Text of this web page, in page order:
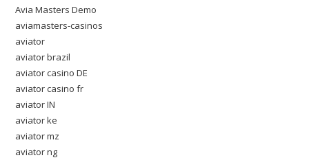
Avia Masters Demo
aviamasters-casinos
aviator
aviator brazil
aviator casino DE
aviator casino fr
aviator IN
aviator ke
aviator mz
aviator ng